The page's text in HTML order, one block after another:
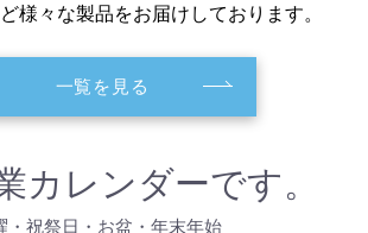
様々な製品をお届けしております。
一覧を見る
カレンダーです。
・祝祭日・お盆・年末年始